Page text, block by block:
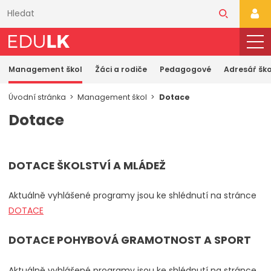
obsahu
Management škol Žáci a rodiče Pedagogové Adresář
Úvodní stránka Management škol Dotace
Dotace
DOTACE ŠKOLSTVÍ A MLÁDEŽ
Aktuálně vyhlášené programy jsou ke shlédnutí na stránce
DOTACE
DOTACE POHYBOVÁ GRAMOTNOST A SPORT